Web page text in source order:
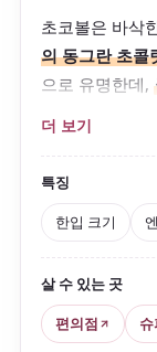
초코볼은 바삭
의 동그란 초콜
으로 유명한데,
가벼운 식감과
귀여운 마스코트
아이콘입니다.
더 보기
특징
한입 크기
살 수 있는 곳
편의점